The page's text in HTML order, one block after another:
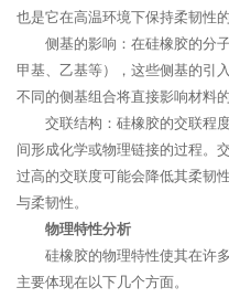
也是它在高温环境下保持柔韧性的
侧基的影响：在硅橡胶的分
甲基、乙基等），这些侧基的引
不同的侧基组合将直接影响材料
交联结构：硅橡胶的交联程
间形成化学或物理链接的过程。
过高的交联度可能会降低其柔韧
与柔韧性。
物理特性分析
硅橡胶的物理特性使其在许
主要体现在以下几个方面。